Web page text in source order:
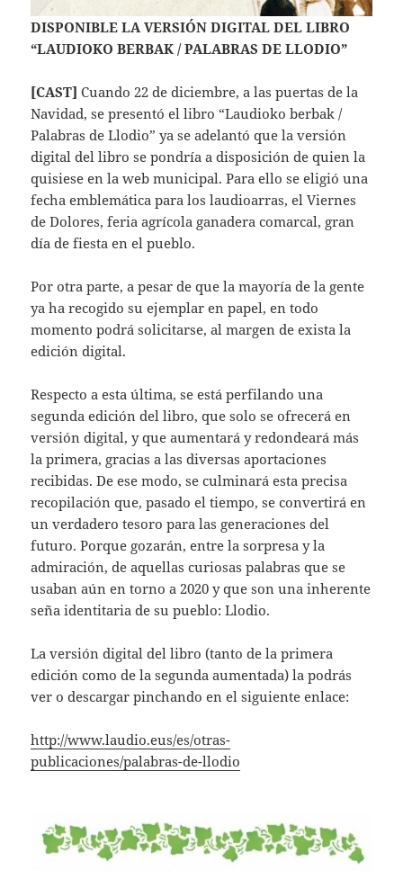
DISPONIBLE LA VERSIÓN DIGITAL DEL LIBRO
“LAUDIOKO BERBAK / PALABRAS DE LLODIO”
[CAST] Cuando 22 de diciembre, a las puertas de la
Navidad, se presentó el libro “Laudioko berbak /
Palabras de Llodio” ya se adelantó que la versión
digital del libro se pondría a disposición de quien la
quisiese en la web municipal. Para ello se eligió una
fecha emblemática para los laudioarras, el Viernes
de Dolores, feria agrícola ganadera comarcal, gran
día de fiesta en el pueblo.
Por otra parte, a pesar de que la mayoría de la gente
ya ha recogido su ejemplar en papel, en todo
momento podrá solicitarse, al margen de exista la
edición digital.
Respecto a esta última, se está perfilando una
segunda edición del libro, que solo se ofrecerá en
versión digital, y que aumentará y redondeará más
la primera, gracias a las diversas aportaciones
recibidas. De ese modo, se culminará esta precisa
recopilación que, pasado el tiempo, se convertirá en
un verdadero tesoro para las generaciones del
futuro. Porque gozarán, entre la sorpresa y la
admiración, de aquellas curiosas palabras que se
usaban aún en torno a 2020 y que son una inherente
seña identitaria de su pueblo: Llodio.
La versión digital del libro (tanto de la primera
edición como de la segunda aumentada) la podrás
ver o descargar pinchando en el siguiente enlace:
http://www.laudio.eus/es/otras-
publicaciones/palabras-de-llodio